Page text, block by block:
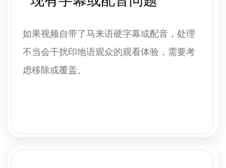
如果视频自带了马来语硬字幕或配音，处理
不当会干扰印地语观众的观看体验，需要考
虑移除或覆盖。